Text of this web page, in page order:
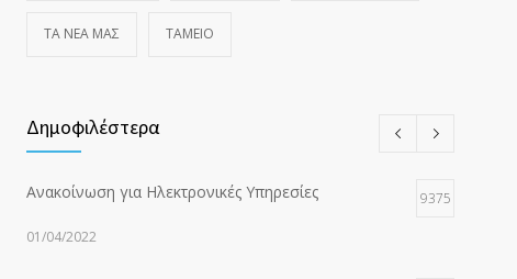
ΤΑ ΝΈΑ ΜΑΣ ΤΑΜΕΙΟ
Δημοφιλέστερα
Ανακοίνωση για Ηλεκτρονικές Υπηρεσίες 9375
01/04/2022